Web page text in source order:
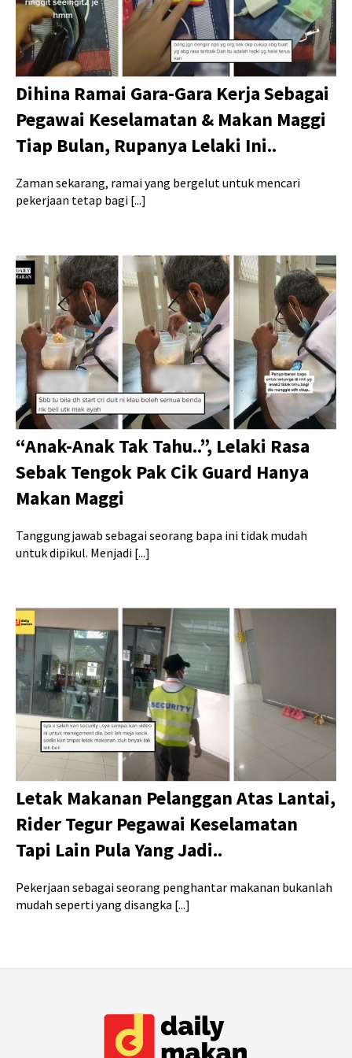
Dihina Ramai Gara-Gara Kerja Sebagai
Pegawai Keselamatan & Makan Maggi
Tiap Bulan, Rupanya Lelaki Ini..
Zaman sekarang, ramai yang bergelut untuk mencari
pekerjaan tetap bagi [...]
“Anak-Anak Tak Tahu..”, Lelaki Rasa
Sebak Tengok Pak Cik Guard Hanya
Makan Maggi
Tanggungjawab sebagai seorang bapa ini tidak mudah
untuk dipikul. Menjadi [...]
Letak Makanan Pelanggan Atas Lantai,
Rider Tegur Pegawai Keselamatan
Tapi Lain Pula Yang Jadi..
Pekerjaan sebagai seorang penghantar makanan bukanlah
mudah seperti yang disangka [...]